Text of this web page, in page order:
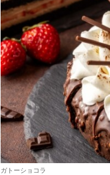
ガトーショコラ